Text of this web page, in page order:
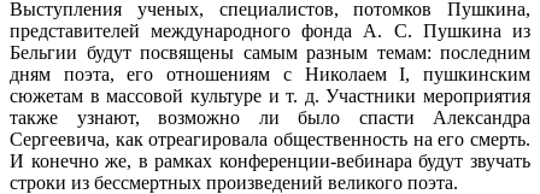
Выступления ученых, специалистов, потомков Пушкина,
представителей международного фонда А. С. Пушкина из
Бельгии будут посвящены самым разным темам: последним
дням поэта, его отношениям с Николаем I, пушкинским
сюжетам в массовой культуре и т. д. Участники мероприятия
также узнают, возможно ли было спасти Александра
Сергеевича, как отреагировала общественность на его смерть.
И конечно же, в рамках конференции-вебинара будут звучать
строки из бессмертных произведений великого поэта.